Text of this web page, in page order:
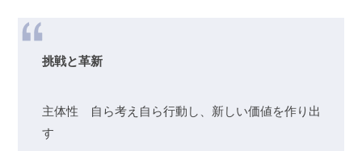
挑戦と革新
主体性 自ら考え自ら行動し、新しい価値を作り出
す